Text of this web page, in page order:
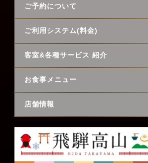
ご予約について
ご利用システム(料金)
客室&各種サービス 紹介
お食事メニュー
店舗情報